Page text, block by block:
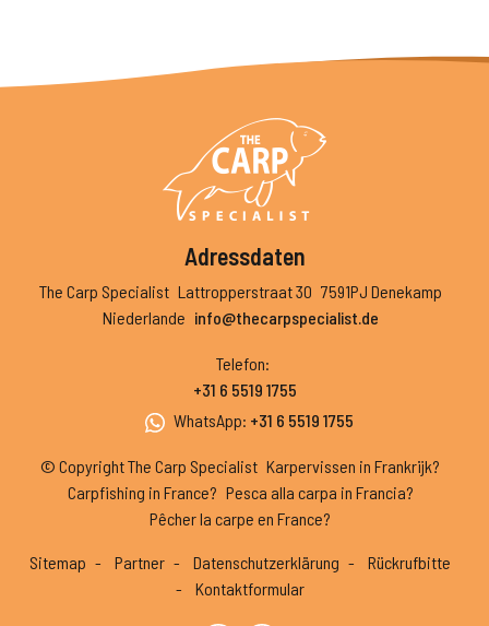
Adressdaten
The Carp Specialist Lattropperstraat 30 7591PJ Denekamp
Niederlande info@thecarpspecialist.de
Telefon:
+31 6 5519 1755
WhatsApp: +31 6 5519 1755
© Copyright The Carp Specialist Karpervissen in Frankrijk?
Carpfishing in France? Pesca alla carpa in Francia?
Pêcher la carpe en France?
Sitemap Partner Datenschutzerklärung
Rückrufbitte
Kontaktformular